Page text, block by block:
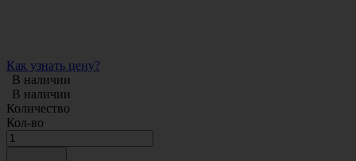
Как узнать цену?
В наличии
В наличии
Количество
Кол-во